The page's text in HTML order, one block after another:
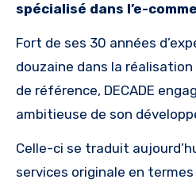
spécialisé dans l’e-
Fort de ses 30 années
douzaine dans la
de référence, DECADE
ambitieuse de son
Celle-ci se traduit
services originale en